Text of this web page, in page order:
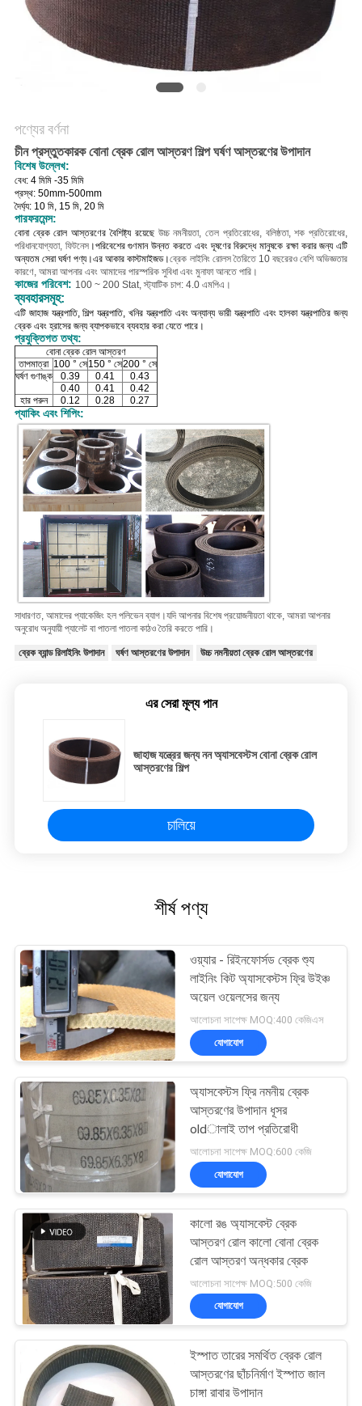
পণ্যের বর্ণনা
চীন প্রস্তুতকারক বোনা ব্রেক রোল আস্তরণ শিল্প ঘর্ষণ আস্তরণের উপাদান
বিশেষ উল্লেখ:
বেধ: 4 মিমি -35 মিমি
প্রস্থ: 50mm-500mm
দৈর্ঘ্য: 10 মি, 15 মি, 20 মি
পারফরমেন্স:
বোনা ব্রেক রোল আস্তরণের বৈশিষ্ট্য রয়েছে উচ্চ নমনীয়তা, তেল প্রতিরোধের, বলিষ্ঠতা, শক প্রতিরোধের,
পরিধানযোগ্যতা, ফিটনেস।পরিবেশের গুণমান উন্নত করতে এবং দূষণের বিরুদ্ধে মানুষকে রক্ষা করার জন্য এটি
অন্যতম সেরা ঘর্ষণ পণ্য।এর আকার কাস্টমাইজড।ব্রেক লাইনিং রোলস তৈরিতে 10 বছরেরও বেশি অভিজ্ঞতার
কারণে, আমরা আপনার এবং আমাদের পারস্পরিক সুবিধা এবং মুনাফা আনতে পারি।
কাজের পরিবেশ: 100 ~ 200 Stat, স্ট্যাটিক চাপ: 4.0 এমপিএ।
ব্যবহারসমূহ:
এটি জাহাজ যন্ত্রপাতি, শিল্প যন্ত্রপাতি, খনির যন্ত্রপাতি এবং অন্যান্য ভারী যন্ত্রপাতি এবং হালকা যন্ত্রপাতির জন্য
ব্রেক এবং হ্রাসের জন্য ব্যাপকভাবে ব্যবহার করা যেতে পারে।
প্রযুক্তিগত তথ্য:
বোনা ব্রেক রোল আস্তরণ
তাপমাত্রা 100 ° সে150 ° সে200 ° সে
ঘর্ষণ গুণাঙ্ক
0.39 0.41
0.43
0.40
0.41
0.42
হার পরুন
0.12 0.28 0.27
প্যাকিং এবং শিপিং:
সাধারণত, আমাদের প্যাকেজিং হল পলিভেন ব্যাগ।যদি আপনার বিশেষ প্রয়োজনীয়তা থাকে, আমরা আপনার
অনুরোধ অনুযায়ী প্যালেট বা পাতলা পাতলা কাঠও তৈরি করতে পারি।
ব্রেক ব্যান্ড রিলাইনিং উপাদান ঘর্ষণ আস্তরণের উপাদান উচ্চ নমনীয়তা ব্রেক রোল আস্তরণের
এর সেরা মূল্য পান
জাহাজ যন্ত্রের জন্য নন অ্যাসবেস্টস বোনা ব্রেক রোল
আস্তরণের শিল্প
চালিয়ে
শীর্ষ পণ্য
ওয়্যার - রিইনফোর্সড ব্রেক শ্যু
লাইনিং কিট অ্যাসবেস্টস ফ্রি উইঞ্চ
অয়েল ওয়েলসের জন্য
আলোচনা সাপেক্ষ MOQ:400 কেজিএস
যোগাযোগ
অ্যাসবেস্টস ফ্রি নমনীয় ব্রেক
আস্তরণের উপাদান ধূসর
oldালাই তাপ প্রতিরোধী
আলোচনা সাপেক্ষ MOQ:600 কেজি
যোগাযোগ
কালো রঙ অ্যাসবেস্ট ব্রেক
আস্তরণ রোল কালো বোনা ব্রেক
রোল আস্তরণ অন্ধকার ব্রেক
আলোচনা সাপেক্ষ MOQ:500 কেজি
যোগাযোগ
ইস্পাত তারের সমর্থিত ব্রেক রোল
আস্তরণের ছাঁচনির্মাণ ইস্পাত জাল
চাঙ্গা রাবার উপাদান